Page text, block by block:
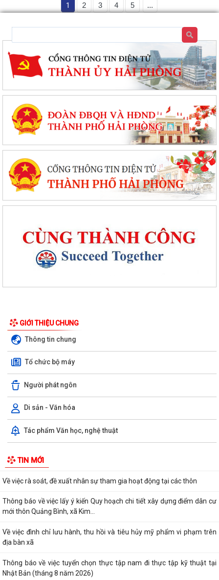
1 2 3 4 5 ...
GIỚI THIỆU CHUNG
Thông tin chung
Tổ chức bộ máy
Người phát ngôn
Di sản - Văn hóa
Tác phẩm Văn học, nghệ thuật
TIN MỚI
Quyết định về việc thu hồi Giấy chứng nhận đủ điều kiện kinh doanh
Dược, Giấy chứng nhận Thực hành...
Kế hoạch thực hiện cam kết tham gia chương trình kế hoạch hóa gia
đình toàn cầu trên địa bàn xã Kim...
Kế hoạch thực hiện Chương trình Bảo đảm mức sinh thay thế trên địa
bàn xã Kim Thành đến năm 2030
Kế hoạch triển khai Đợt cao điểm "90 ngày tăng tốc - Về đích khám sức
khỏe toàn dân năm 2026" trên...
quản lý, vận hành bến đò Chiềng...
Về việc rà soát, đề xuất nhân sự tham gia hoạt động tại các thôn
Thông báo về việc lấy ý kiến Quy hoạch chi tiết xây dựng điểm dân cư
mới thôn Quảng Bình, xã Kim...
Về việc đình chỉ lưu hành, thu hồi và tiêu hủy mỹ phẩm vi phạm trên
địa bàn xã
Thông báo về việc tuyển chọn thực tập nam đi thực tập kỹ thuật tại
Nhật Bản (tháng 8 năm 2026)